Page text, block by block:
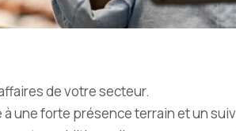
de votre secteur.
une forte présence terrain et un